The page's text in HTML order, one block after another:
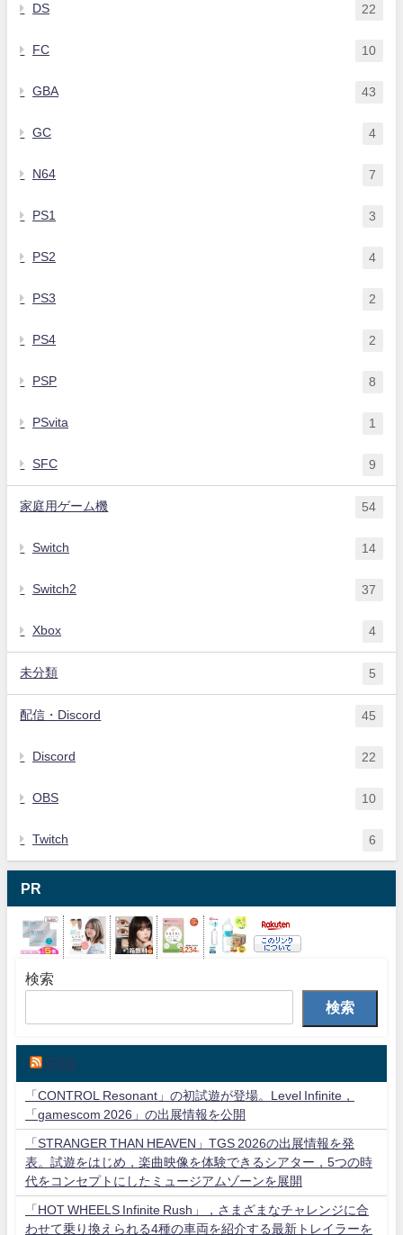
DS 22
FC 10
GBA 43
GC 4
N64 7
PS1 3
PS2 4
PS3 2
PS4 2
PSP 8
PSvita 1
SFC 9
家庭用ゲーム機 54
Switch 14
Switch2 37
Xbox 4
未分類 5
配信・Discord 45
Discord 22
OBS 10
Twitch 6
PR
検索
検索
RSS
「CONTROL Resonant」の初試遊が登場。Level Infinite，
「gamescom 2026」の出展情報を公開
「STRANGER THAN HEAVEN」TGS 2026の出展情報を発
表。試遊をはじめ，楽曲映像を体験できるシアター，5つの時
代をコンセプトにしたミュージアムゾーンを展開
「HOT WHEELS Infinite Rush」，さまざまなチャレンジに合
わせて乗り換えられる4種の車両を紹介する最新トレイラーを